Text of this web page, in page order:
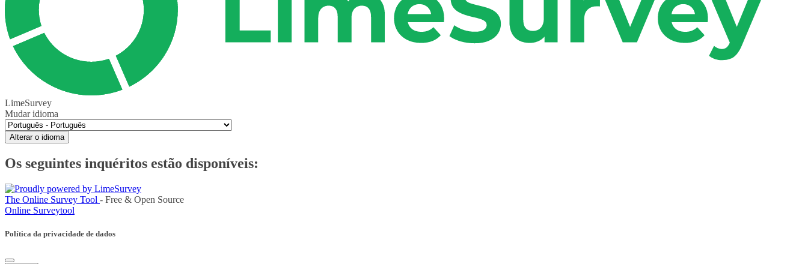
LimeSurvey
Mudar idioma
Alterar o idioma
Os seguintes inquéritos estão disponíveis:
The Online Survey Tool - Free & Open Source
Online Surveytool
Política da privacidade de dados